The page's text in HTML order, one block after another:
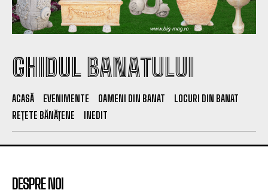
GHIDUL BANATULUI
ACASĂ EVENIMENTE OAMENI DIN BANAT
LOCURI DIN BANAT
REȚETE BĂNĂȚENE
INEDIT
DESPRE NOI